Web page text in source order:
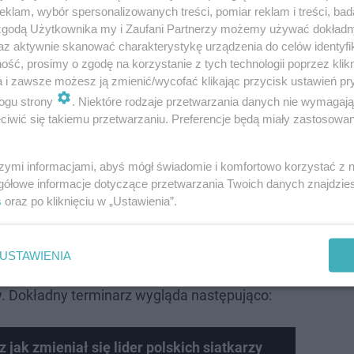
jednak w fazie grupowej powinna być to
rankingu zagrają z notowaną na miejscu
Katarem, a także dwudziestą szóstą
2025 rozegrane będą między 12 a 28
tytułu bronić będą Włosi, którzy w finale mistrzostw
terminarz wygląda następująco:
jak zmieniał się lider polskich siatkarzy
wybór spersonalizowanych treści, pomiar reklam i treści,
Użytkownika my i Zaufani Partnerzy możemy używać
aktywnie skanować charakterystykę urządzenia do celów
prosimy o zgodę na korzystanie z tych technologii poprzez
i zawsze możesz ją zmienić/wycofać klikając przycisk ustawień
strony
. Niektóre rodzaje przetwarzania danych nie
się takiemu przetwarzaniu. Preferencje będą miały
informacjami, abyś mógł świadomie i komfortowo korzystać z
informacje dotyczące przetwarzania Twoich danych
oraz po kliknięciu w „Ustawienia”.
USTAWIENIA